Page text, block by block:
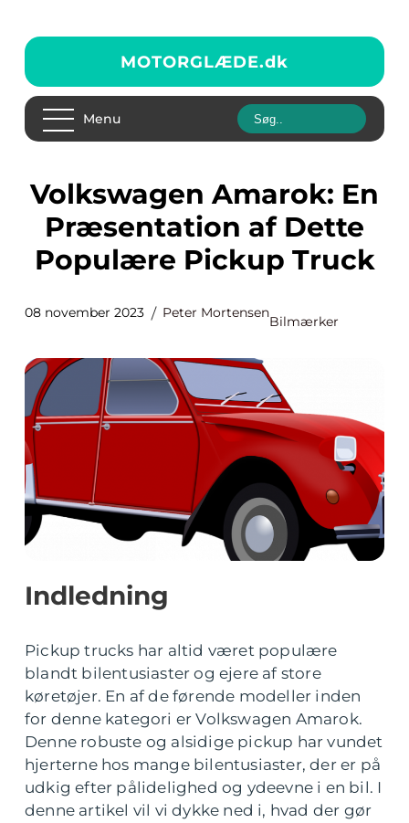
MOTORGLÆDE.dk
Menu
Volkswagen Amarok: En
Præsentation af Dette
Populære Pickup Truck
08 november 2023 Peter Mortensen
Bilmærker
Indledning
Pickup trucks har altid været populære
blandt bilentusiaster og ejere af store
køretøjer. En af de førende modeller inden
for denne kategori er Volkswagen Amarok.
Denne robuste og alsidige pickup har vundet
hjerterne hos mange bilentusiaster, der er på
udkig efter pålidelighed og ydeevne i en bil. I
denne artikel vil vi dykke ned i, hvad der gør